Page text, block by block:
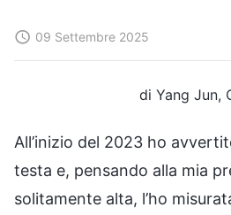
09 Settembre 2025
di Yang Jun,
All’inizio del 2023 ho
testa e, pensando alla mia
solitamente alta, l’ho